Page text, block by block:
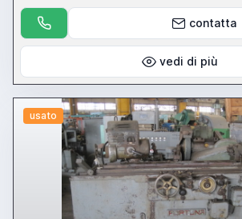
contatta
vedi di più
usato